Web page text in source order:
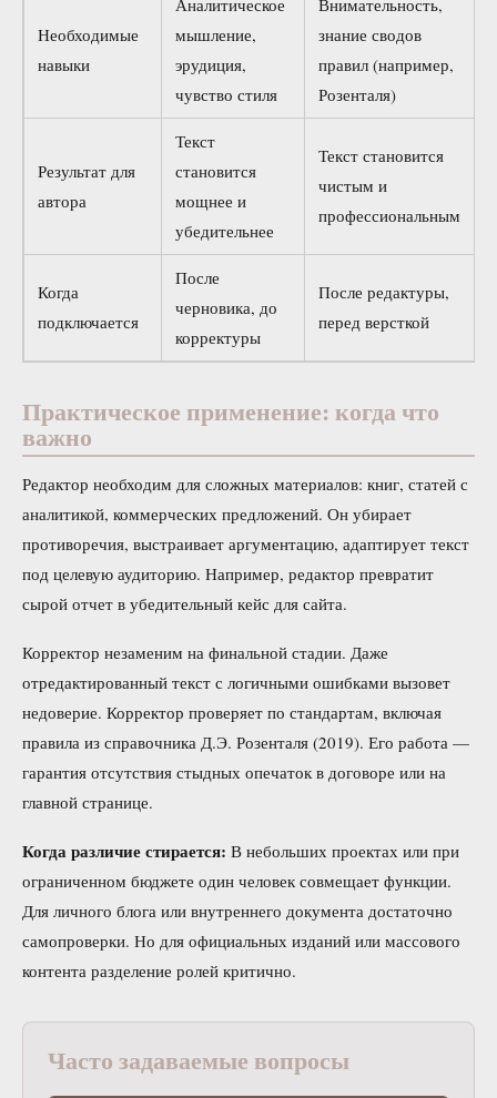
Необходимые
навыки
Аналитическое
мышление,
эрудиция,
чувство стиля
Внимательность,
знание сводов
правил (например,
Розенталя)
Результат для
автора
Текст
становится
мощнее и
убедительнее
Текст становится
чистым и
профессиональным
Когда
подключается
После
черновика, до
корректуры
После редактуры,
перед версткой
Практическое применение: когда что
важно
Редактор необходим для сложных материалов: книг, статей с
аналитикой, коммерческих предложений. Он убирает
противоречия, выстраивает аргументацию, адаптирует текст
под целевую аудиторию. Например, редактор превратит
сырой отчет в убедительный кейс для сайта.
Корректор незаменим на финальной стадии. Даже
отредактированный текст с логичными ошибками вызовет
недоверие. Корректор проверяет по стандартам, включая
правила из справочника Д.Э. Розенталя (2019). Его работа —
гарантия отсутствия стыдных опечаток в договоре или на
главной странице.
Когда различие стирается: В небольших проектах или при
ограниченном бюджете один человек совмещает функции.
Для личного блога или внутреннего документа достаточно
самопроверки. Но для официальных изданий или массового
контента разделение ролей критично.
Часто задаваемые вопросы